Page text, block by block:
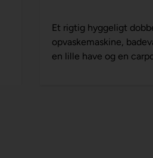
Et rigtig hyggeligt
opvaskemaskine,
en lille have og en